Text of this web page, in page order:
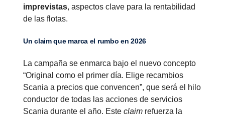
imprevistas, aspectos clave para la rentabilidad
de las flotas.
Un claim que marca el rumbo en 2026
La campaña se enmarca bajo el nuevo concepto
“Original como el primer día. Elige recambios
Scania a precios que convencen”, que será el hilo
conductor de todas las acciones de servicios
Scania durante el año. Este claim refuerza la